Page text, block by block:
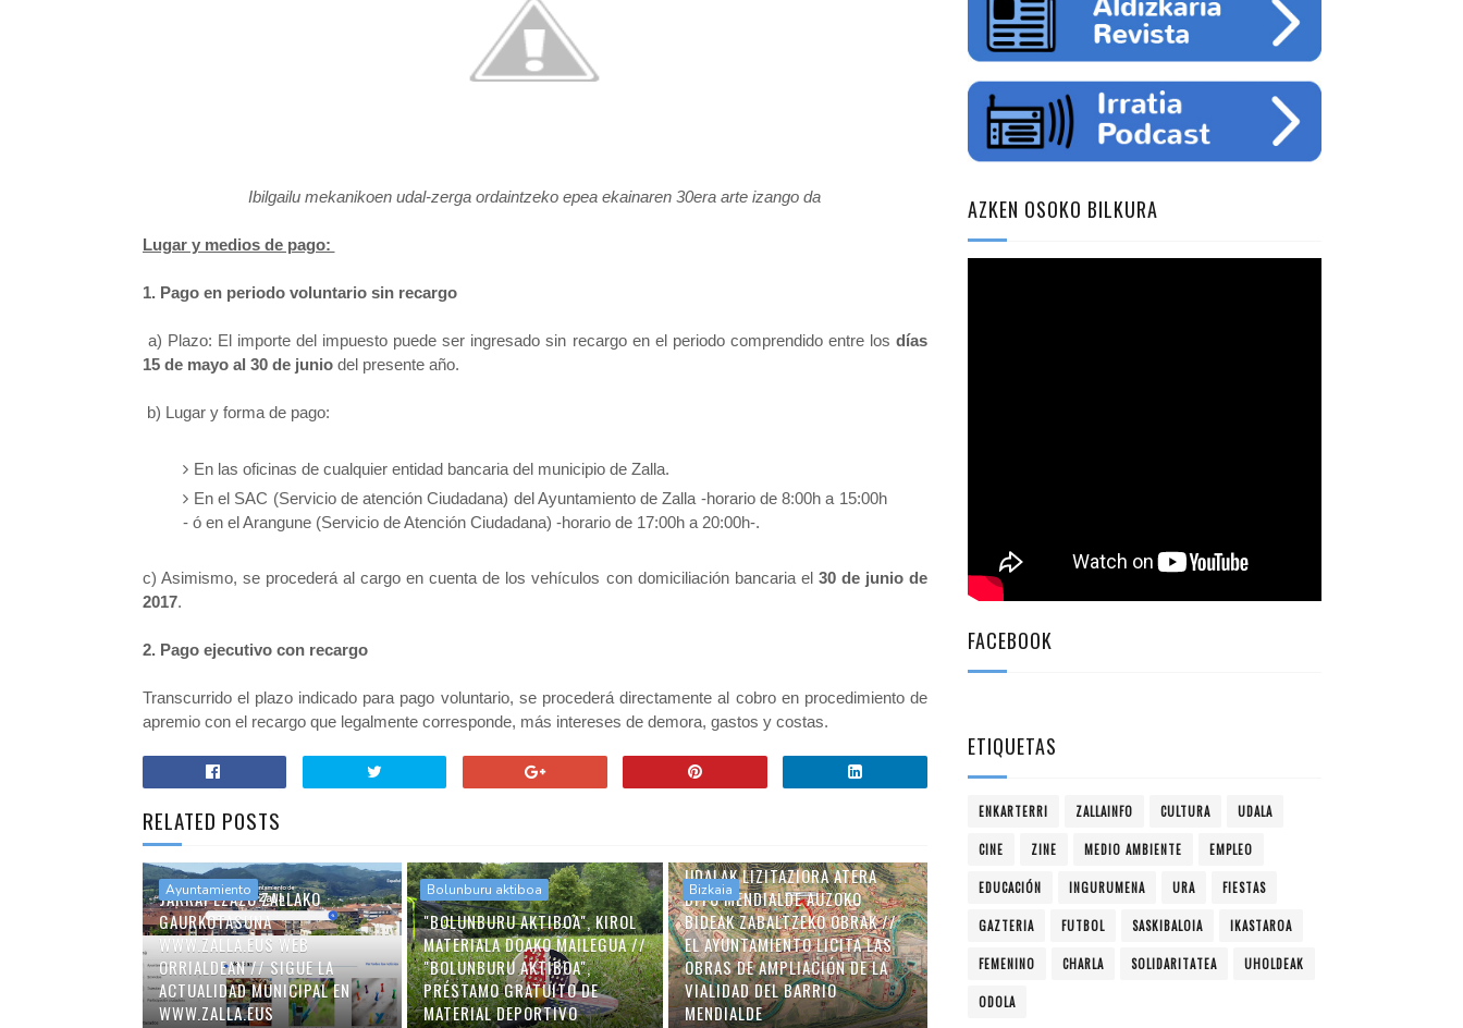
Ibilgailu mekanikoen udal-zerga ordaintzeko epea ekainaren 30era arte izango da
Lugar y medios de pago:
1. Pago en periodo voluntario sin recargo
a) Plazo: El importe del impuesto puede ser ingresado sin recargo en el periodo comprendido entre losdías
15 de mayo al 30 de juniodel presente año.
b) Lugar y forma de pago:
En las oficinas de cualquier entidad bancaria del municipio de Zalla.
En el SAC (Servicio de atención Ciudadana) del Ayuntamiento de Zalla -horario de 8:00h a 15:00h
- ó en el Arangune (Servicio de Atención Ciudadana) -horario de 17:00h a 20:00h-.
c) Asimismo, se procederá al cargo en cuenta de los vehículos con domiciliación bancaria el 30 de junio de
2017.
2. Pago ejecutivo con recargo
Transcurrido el plazo indicado para pago voluntario, se procederá directamente al cobro en procedimiento de
apremio con el recargo que legalmente corresponde, más intereses de demora, gastos y costas.
RELATED POSTS
Ayuntamiento
JARRAI EZAZU ZALLAKO
GAURKOTASUNA
WWW.ZALLA.EUS WEB
ORRIALDEAN // SIGUE LA
ACTUALIDAD MUNICIPAL EN
WWW.ZALLA.EUS
Bolunburu aktiboa
"BOLUNBURU AKTIBOA", KIROL
MATERIALA DOAKO MAILEGUA //
"BOLUNBURU AKTIBOA",
PRÉSTAMO GRATUITO DE
MATERIAL DEPORTIVO
Bizkaia
UDALAK LIZITAZIORA ATERA
DITU MENDIALDE AUZOKO
BIDEAK ZABALTZEKO OBRAK //
EL AYUNTAMIENTO LICITA LAS
OBRAS DE AMPLIACIÓN DE LA
VIALIDAD DEL BARRIO
MENDIALDE
AZKEN OSOKO BILKURA
FACEBOOK
ETIQUETAS
ENKARTERRI ZALLAINFO CULTURA UDALA
CINE ZINE MEDIO AMBIENTE EMPLEO
EDUCACIÓN INGURUMENA URA FIESTAS
GAZTERIA FUTBOL SASKIBALOIA IKASTAROA
FEMENINO CHARLA SOLIDARITATEA UHOLDEAK
ODOLA